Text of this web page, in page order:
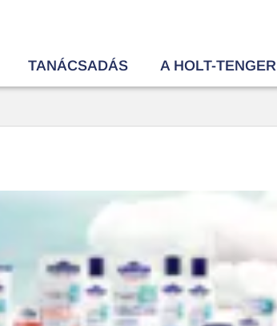
TANÁCSADÁS A HOLT-TENGER